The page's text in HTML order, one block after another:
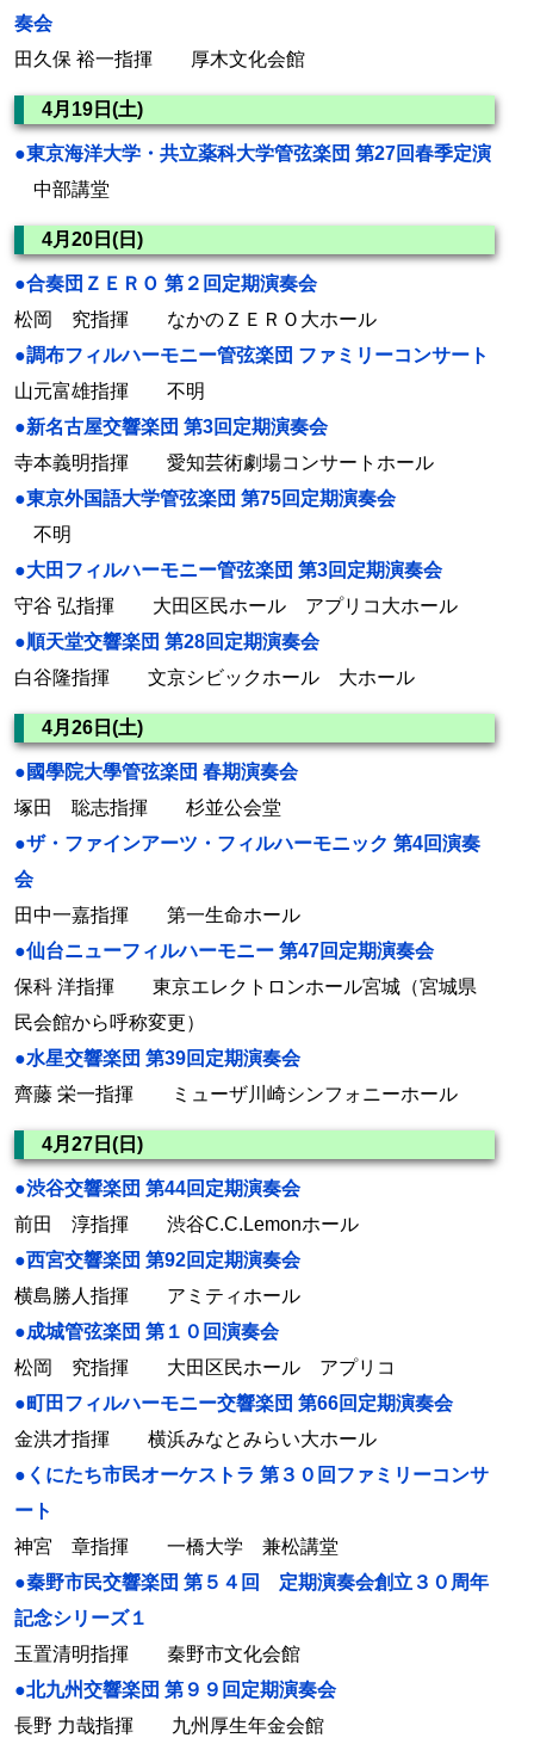
奏会
田久保 裕一指揮 厚木文化会館
4月19日(土)
●東京海洋大学・共立薬科大学管弦楽団 第27回春季定演
中部講堂
4月20日(日)
●合奏団ＺＥＲＯ 第２回定期演奏会
松岡 究指揮 なかのＺＥＲＯ大ホール
●調布フィルハーモニー管弦楽団 ファミリーコンサート
山元富雄指揮 不明
●新名古屋交響楽団 第3回定期演奏会
寺本義明指揮 愛知芸術劇場コンサートホール
●東京外国語大学管弦楽団 第75回定期演奏会
不明
●大田フィルハーモニー管弦楽団 第3回定期演奏会
守谷 弘指揮 大田区民ホール アプリコ大ホール
●順天堂交響楽団 第28回定期演奏会
白谷隆指揮 文京シビックホール 大ホール
4月26日(土)
●國學院大學管弦楽団 春期演奏会
塚田 聡志指揮 杉並公会堂
●ザ・ファインアーツ・フィルハーモニック 第4回演奏
会
田中一嘉指揮 第一生命ホール
●仙台ニューフィルハーモニー 第47回定期演奏会
保科 洋指揮 東京エレクトロンホール宮城（宮城県
民会館から呼称変更）
●水星交響楽団 第39回定期演奏会
齊藤 栄一指揮 ミューザ川崎シンフォニーホール
4月27日(日)
●渋谷交響楽団 第44回定期演奏会
前田 淳指揮 渋谷C.C.Lemonホール
●西宮交響楽団 第92回定期演奏会
横島勝人指揮 アミティホール
●成城管弦楽団 第１０回演奏会
松岡 究指揮 大田区民ホール アプリコ
●町田フィルハーモニー交響楽団 第66回定期演奏会
金洪才指揮 横浜みなとみらい大ホール
●くにたち市民オーケストラ 第３０回ファミリーコンサ
ート
神宮 章指揮 一橋大学 兼松講堂
●秦野市民交響楽団 第５４回 定期演奏会創立３０周年
記念シリーズ１
玉置清明指揮 秦野市文化会館
●北九州交響楽団 第９９回定期演奏会
長野 力哉指揮 九州厚生年金会館